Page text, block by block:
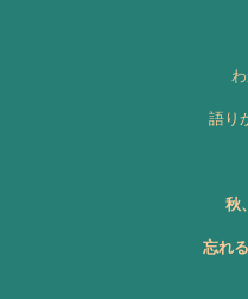
語り
秋
忘れ